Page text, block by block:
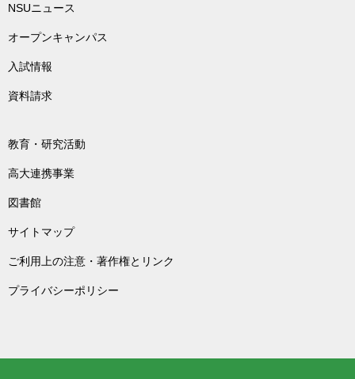
NSUニュース
オープンキャンパス
入試情報
資料請求
教育・研究活動
高大連携事業
図書館
サイトマップ
ご利用上の注意・著作権とリンク
プライバシーポリシー